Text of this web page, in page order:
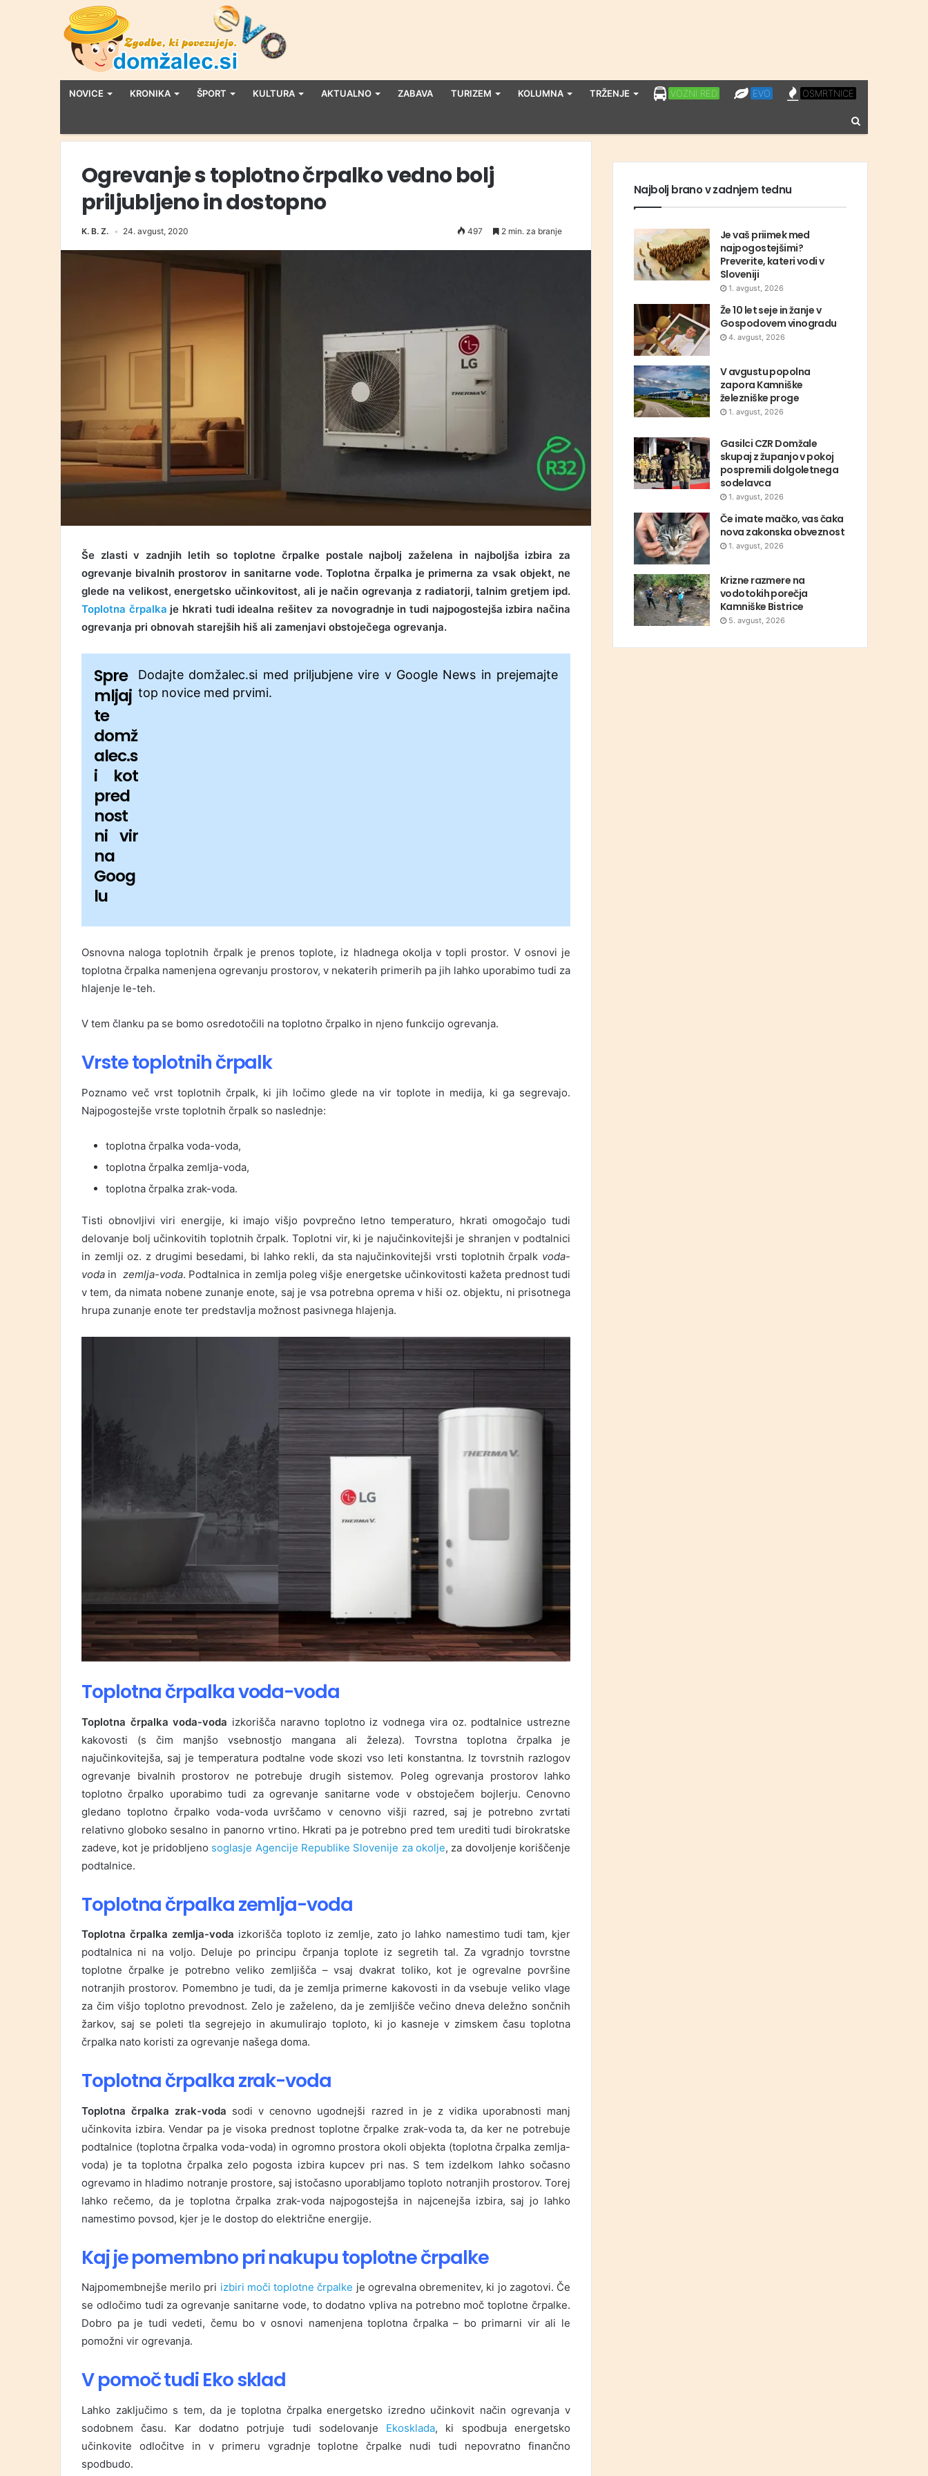
NOVICE KRONIKA ŠPORT KULTURA AKTUALNO ZABAVA TURIZEM KOLUMNA TRŽENJE LPP
VOZNI RED EVO
EVO OSMRTNICE
OSMRTNICE
Ogrevanje s toplotno črpalko vedno bolj
priljubljeno in dostopno
K. B. Z. 24. avgust, 2020 497 2 min. za branje
Še zlasti v zadnjih letih so toplotne črpalke postale najbolj zaželena in najboljša izbira za
ogrevanje bivalnih prostorov in sanitarne vode. Toplotna črpalka je primerna za vsak objekt, ne
glede na velikost, energetsko učinkovitost, ali je način ogrevanja z radiatorji, talnim gretjem ipd.
Toplotna črpalka je hkrati tudi idealna rešitev za novogradnje in tudi najpogostejša izbira načina
ogrevanja pri obnovah starejših hiš ali zamenjavi obstoječega ogrevanja.
Spre
mljaj
te
domž
alec.s
i kot
pred
nost
ni vir
na
Goog
lu
Dodajte domžalec.si med priljubjene vire v Google News in prejemajte
top novice med prvimi.
Osnovna naloga toplotnih črpalk je prenos toplote, iz hladnega okolja v topli prostor. V osnovi je
toplotna črpalka namenjena ogrevanju prostorov, v nekaterih primerih pa jih lahko uporabimo tudi za
hlajenje le-teh.
V tem članku pa se bomo osredotočili na toplotno črpalko in njeno funkcijo ogrevanja.
Vrste toplotnih črpalk
Poznamo več vrst toplotnih črpalk, ki jih ločimo glede na vir toplote in medija, ki ga segrevajo.
Najpogostejše vrste toplotnih črpalk so naslednje:
toplotna črpalka voda-voda,
toplotna črpalka zemlja-voda,
toplotna črpalka zrak-voda.
Tisti obnovljivi viri energije, ki imajo višjo povprečno letno temperaturo, hkrati omogočajo tudi
delovanje bolj učinkovitih toplotnih črpalk. Toplotni vir, ki je najučinkovitejši je shranjen v podtalnici
in zemlji oz. z drugimi besedami, bi lahko rekli, da sta najučinkovitejši vrsti toplotnih črpalk voda-
voda in zemlja-voda. Podtalnica in zemlja poleg višje energetske učinkovitosti kažeta prednost tudi
v tem, da nimata nobene zunanje enote, saj je vsa potrebna oprema v hiši oz. objektu, ni prisotnega
hrupa zunanje enote ter predstavlja možnost pasivnega hlajenja.
Toplotna črpalka voda-voda
Toplotna črpalka voda-voda izkorišča naravno toplotno iz vodnega vira oz. podtalnice ustrezne
kakovosti (s čim manjšo vsebnostjo mangana ali železa). Tovrstna toplotna črpalka je
najučinkovitejša, saj je temperatura podtalne vode skozi vso leti konstantna. Iz tovrstnih razlogov
ogrevanje bivalnih prostorov ne potrebuje drugih sistemov. Poleg ogrevanja prostorov lahko
toplotno črpalko uporabimo tudi za ogrevanje sanitarne vode v obstoječem bojlerju. Cenovno
gledano toplotno črpalko voda-voda uvrščamo v cenovno višji razred, saj je potrebno zvrtati
relativno globoko sesalno in panorno vrtino. Hkrati pa je potrebno pred tem urediti tudi birokratske
zadeve, kot je pridobljeno soglasje Agencije Republike Slovenije za okolje, za dovoljenje koriščenje
podtalnice.
Toplotna črpalka zemlja-voda
Toplotna črpalka zemlja-voda izkorišča toploto iz zemlje, zato jo lahko namestimo tudi tam, kjer
podtalnica ni na voljo. Deluje po principu črpanja toplote iz segretih tal. Za vgradnjo tovrstne
toplotne črpalke je potrebno veliko zemljišča – vsaj dvakrat toliko, kot je ogrevalne površine
notranjih prostorov. Pomembno je tudi, da je zemlja primerne kakovosti in da vsebuje veliko vlage
za čim višjo toplotno prevodnost. Zelo je zaželeno, da je zemljišče večino dneva deležno sončnih
žarkov, saj se poleti tla segrejejo in akumulirajo toploto, ki jo kasneje v zimskem času toplotna
črpalka nato koristi za ogrevanje našega doma.
Toplotna črpalka zrak-voda
Toplotna črpalka zrak-voda sodi v cenovno ugodnejši razred in je z vidika uporabnosti manj
učinkovita izbira. Vendar pa je visoka prednost toplotne črpalke zrak-voda ta, da ker ne potrebuje
podtalnice (toplotna črpalka voda-voda) in ogromno prostora okoli objekta (toplotna črpalka zemlja-
voda) je ta toplotna črpalka zelo pogosta izbira kupcev pri nas. S tem izdelkom lahko sočasno
ogrevamo in hladimo notranje prostore, saj istočasno uporabljamo toploto notranjih prostorov. Torej
lahko rečemo, da je toplotna črpalka zrak-voda najpogostejša in najcenejša izbira, saj jo lahko
namestimo povsod, kjer je le dostop do električne energije.
Kaj je pomembno pri nakupu toplotne črpalke
Najpomembnejše merilo pri izbiri moči toplotne črpalke je ogrevalna obremenitev, ki jo zagotovi. Če
se odločimo tudi za ogrevanje sanitarne vode, to dodatno vpliva na potrebno moč toplotne črpalke.
Dobro pa je tudi vedeti, čemu bo v osnovi namenjena toplotna črpalka – bo primarni vir ali le
pomožni vir ogrevanja.
V pomoč tudi Eko sklad
Lahko zaključimo s tem, da je toplotna črpalka energetsko izredno učinkovit način ogrevanja v
sodobnem času. Kar dodatno potrjuje tudi sodelovanje Ekosklada, ki spodbuja energetsko
učinkovite odločitve in v primeru vgradnje toplotne črpalke nudi tudi nepovratno finančno
spodbudo.
Najbolj brano v zadnjem tednu
Je vaš priimek med
najpogostejšimi?
Preverite, kateri vodi v
Sloveniji
1. avgust, 2026
Že 10 let seje in žanje v
Gospodovem vinogradu
4. avgust, 2026
V avgustu popolna
zapora Kamniške
železniške proge
1. avgust, 2026
Gasilci CZR Domžale
skupaj z županjo v pokoj
pospremili dolgoletnega
sodelavca
1. avgust, 2026
Če imate mačko, vas čaka
nova zakonska obveznost
1. avgust, 2026
Krizne razmere na
vodotokih porečja
Kamniške Bistrice
5. avgust, 2026